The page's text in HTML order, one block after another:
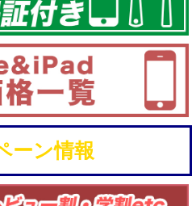
ーン情報